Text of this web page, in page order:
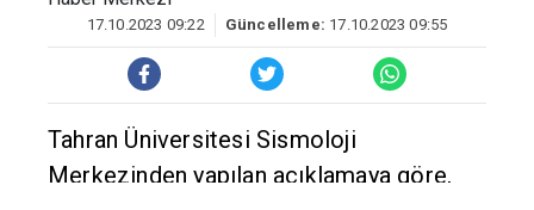
Farğan ilçesi olan 5,6 büyüklüğündeki
deprem, yerel saatle 08.39'da kaydedildi.
Depremin yerin 10 kilometre derinliğinde
gerçekleştiği belirtilirken, can ya da mal
kaybı olup olmadığına ilişkin ise henüz